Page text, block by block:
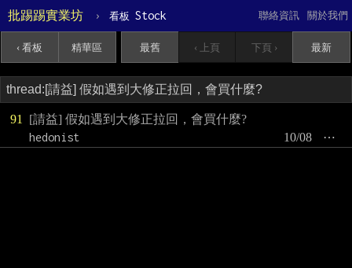
批踢踢實業坊 › 看板 Stock 關於我們
聯絡資訊
‹ 看板 精華區 最舊 ‹ 上頁 下頁 › 最新
91
[請益] 假如遇到大修正拉回，會買什麼?
hedonist
⋯
10/08